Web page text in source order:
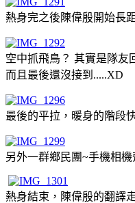
熱身完之後陳偉殷開始長
空中抓飛鳥？ 其實是隊友
而且最後還沒接到.....XD
最後的平拉，暖身的階段
另外一群鄉民團~手機相機
熱身結束，陳偉殷的翻譯